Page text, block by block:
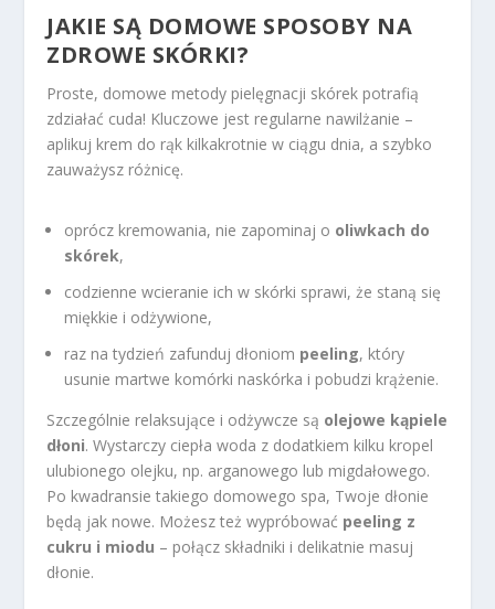
JAKIE SĄ DOMOWE SPOSOBY NA
ZDROWE SKÓRKI?
Proste, domowe metody pielęgnacji skórek potrafią
zdziałać cuda! Kluczowe jest regularne nawilżanie –
aplikuj krem do rąk kilkakrotnie w ciągu dnia, a szybko
zauważysz różnicę.
oprócz kremowania, nie zapominaj o oliwkach do
skórek,
codzienne wcieranie ich w skórki sprawi, że staną się
miękkie i odżywione,
raz na tydzień zafunduj dłoniom peeling, który
usunie martwe komórki naskórka i pobudzi krążenie.
Szczególnie relaksujące i odżywcze są olejowe kąpiele
dłoni. Wystarczy ciepła woda z dodatkiem kilku kropel
ulubionego olejku, np. arganowego lub migdałowego.
Po kwadransie takiego domowego spa, Twoje dłonie
będą jak nowe. Możesz też wypróbować peeling z
cukru i miodu – połącz składniki i delikatnie masuj
dłonie.